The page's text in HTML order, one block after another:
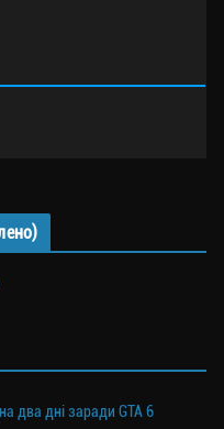
два дні заради GTA 6